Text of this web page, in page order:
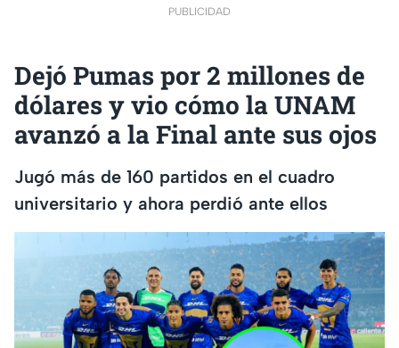
PUBLICIDAD
Dejó Pumas por 2 millones de
dólares y vio cómo la UNAM
avanzó a la Final ante sus ojos
Jugó más de 160 partidos en el cuadro
universitario y ahora perdió ante ellos